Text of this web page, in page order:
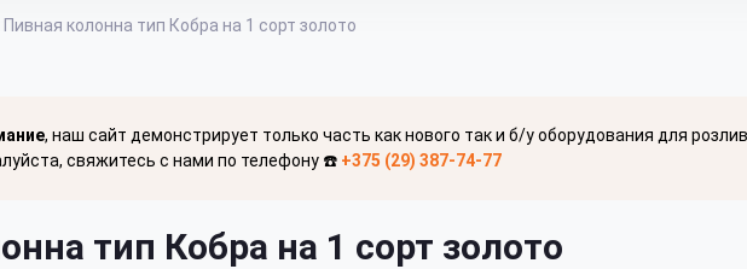
Пивная колонна тип Кобра на 1 сорт золото
, наш сайт демонстрирует только часть как нового так и б/у оборудования для
свяжитесь с нами по телефону ☎️ +375 (29) 387-74-77
тип Кобра на 1 сорт золото